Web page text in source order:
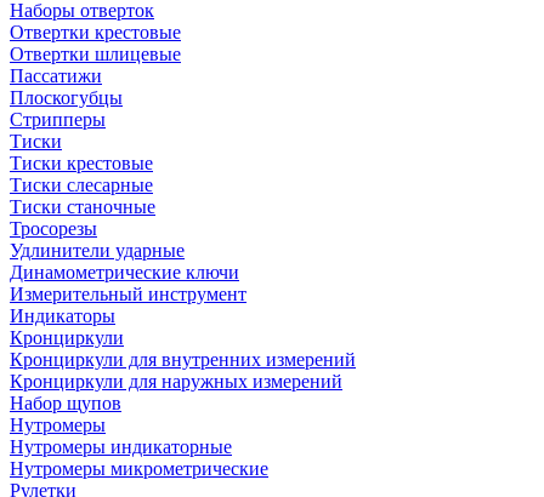
Наборы отверток
Отвертки крестовые
Отвертки шлицевые
Пассатижи
Плоскогубцы
Стрипперы
Тиски
Тиски крестовые
Тиски слесарные
Тиски станочные
Тросорезы
Удлинители ударные
Динамометрические ключи
Измерительный инструмент
Индикаторы
Кронциркули
Кронциркули для внутренних измерений
Кронциркули для наружных измерений
Набор щупов
Нутромеры
Нутромеры индикаторные
Нутромеры микрометрические
Рулетки